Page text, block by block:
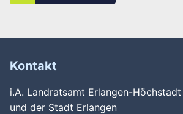
Kontakt
i.A. Landratsamt Erlangen-Höchstadt
und der Stadt Erlangen